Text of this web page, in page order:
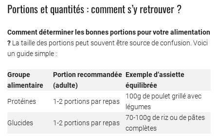
Portions et quantités : comment s’y retrouver ?
Comment déterminer les bonnes portions pour votre alimentation
? La taille des portions peut souvent être source de confusion. Voici
un guide simple :
Groupe
alimentaire
Portion recommandée
(adulte)
Exemple d’assiette
équilibrée
Protéines 1-2 portions par repas
100g de poulet grillé avec
légumes
Glucides 1-2 portions par repas
70-100g de riz ou de pâtes
complètes